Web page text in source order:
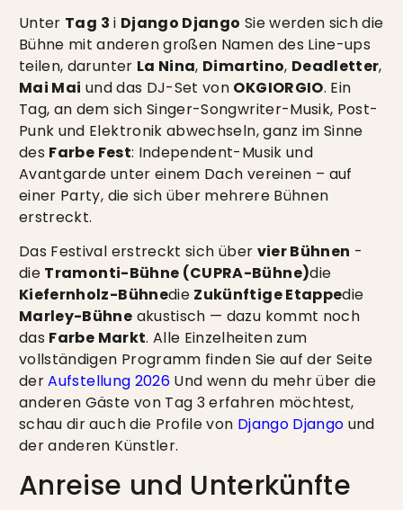
Unter Tag 3 i Django Django Sie werden sich die
Bühne mit anderen großen Namen des Line-ups
teilen, darunter La Nina, Dimartino, Deadletter,
Mai Mai und das DJ-Set von OKGIORGIO. Ein
Tag, an dem sich Singer-Songwriter-Musik, Post-
Punk und Elektronik abwechseln, ganz im Sinne
des Farbe Fest: Independent-Musik und
Avantgarde unter einem Dach vereinen – auf
einer Party, die sich über mehrere Bühnen
erstreckt.
Das Festival erstreckt sich über vier Bühnen -
die Tramonti-Bühne (CUPRA-Bühne)die
Kiefernholz-Bühnedie Zukünftige Etappedie
Marley-Bühne akustisch — dazu kommt noch
das Farbe Markt. Alle Einzelheiten zum
vollständigen Programm finden Sie auf der Seite
derAufstellung 2026 Und wenn du mehr über die
anderen Gäste von Tag 3 erfahren möchtest,
schau dir auch die Profile von Django Django und
der anderen Künstler.
Anreise und Unterkünfte